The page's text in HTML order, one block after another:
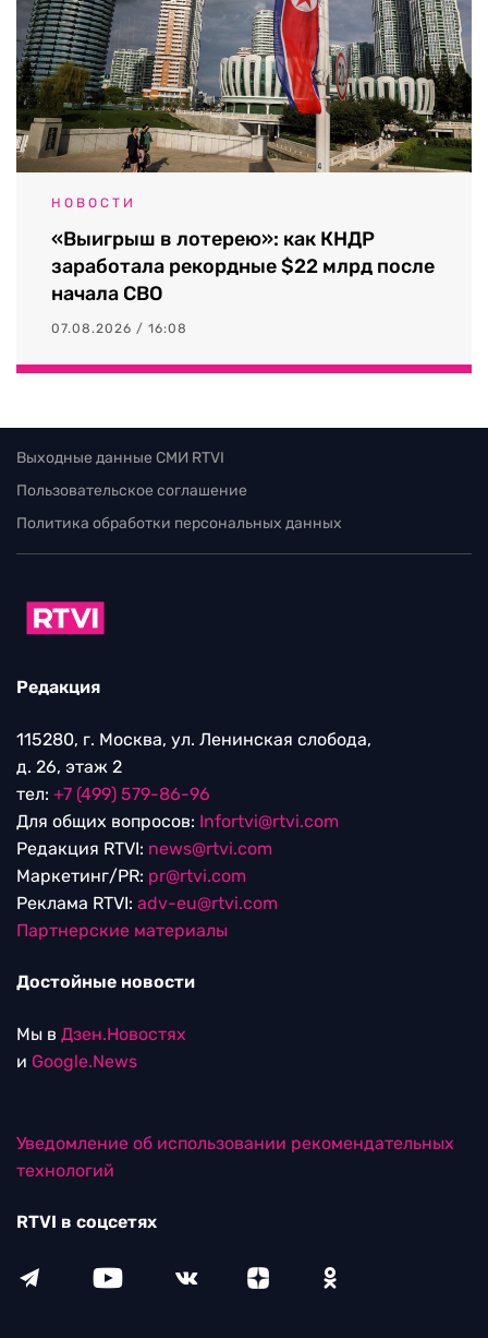
НОВОСТИ
«Выигрыш в лотерею»: как КНДР
заработала рекордные $22 млрд после
начала СВО
07.08.2026 / 16:08
Выходные данные СМИ RTVI
Пользовательское соглашение
Политика обработки персональных данных
Редакция
115280, г. Москва, ул. Ленинская слобода,
д. 26, этаж 2
тел: +7 (499) 579-86-96
Для общих вопросов: Infortvi@rtvi.com
Редакция RTVI: news@rtvi.com
Маркетинг/PR: pr@rtvi.com
Реклама RTVI: adv-eu@rtvi.com
Партнерские материалы
Достойные новости
Мы в Дзен.Новостях
и Google.News
Уведомление об использовании рекомендательных
технологий
RTVI в соцсетях